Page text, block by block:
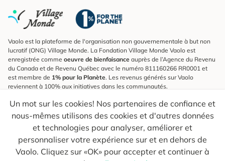
Un mot sur les cookies! Nos partenaires de confiance et
nous-mêmes utilisons des cookies et d'autres données
et technologies pour analyser, améliorer et
personnaliser votre expérience sur et en dehors de
Vaolo. Cliquez sur «OK» pour accepter et continuer à
Vaolo est la plateforme de l'organisation non gouvernementale à but non
lucratif (ONG) Village Monde. La Fondation Village Monde Vaolo est
enregistrée comme oeuvre de bienfaisance auprès de l’Agence du Revenu
du Canada et de Revenu Québec avec le numéro 811160266 RR0001 et
est membre de 1% pour la Planète. Les revenus générés sur Vaolo
reviennent à 100% aux initiatives dans les communautés.
S'inscrire à l'infolettre
Pour connaître les nouveautés, suivre nos explorateurs et recevoir des
astuces pour des voyages plus conscients.
Ton courriel Envoyer